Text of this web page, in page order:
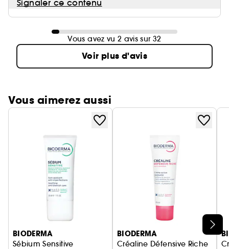
Signaler ce contenu
Vous avez vu 2 avis sur 32
Voir plus d'avis
Vous aimerez aussi
Ignorer le carrousel produits
BIODERMA
Sébium Sensitive
BIODERMA
Créaline Défensive Riche